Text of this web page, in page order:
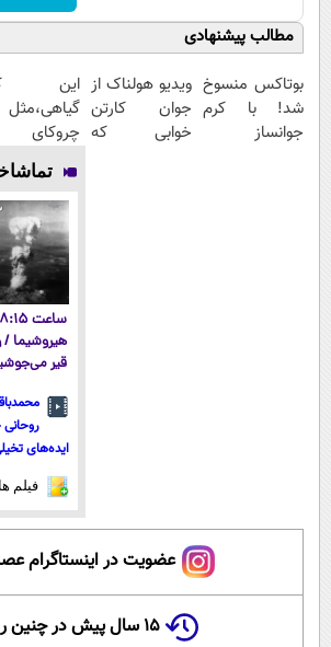
مطالب پیشنهادی
بوتاکس منسوخ
شد! با کرم
جوانساز
ویدیو هولناک از
جوان کارتن
خوابی که
این
گیاهی،مثل
چروکای
پوستتوصاف
میکنه!50%تخفیف
هیروشیما
قیر
روحانی
ایده‌های
فیلم
عضویت در اینستاگرام
۱۵ سال پیش در چنین روزی